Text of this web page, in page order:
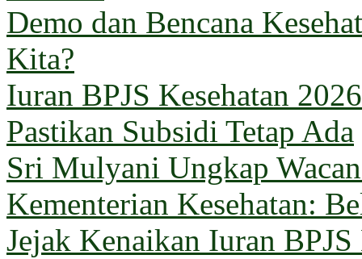
Demo dan Bencana
Kita?
Iuran BPJS Kesehatan
Pastikan Subsidi Tetap Ada
Sri Mulyani Ungkap
Kementerian Kesehatan:
Jejak Kenaikan Iuran